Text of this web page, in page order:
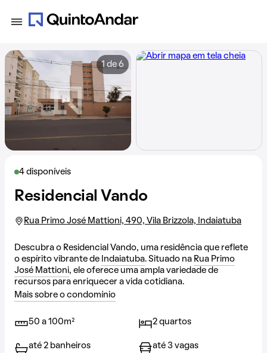
4 disponíveis
Residencial Vando
Rua Primo José Mattioni, 490, Vila Brizzola, Indaiatuba
Descubra o Residencial Vando, uma residência que reflete
o espírito vibrante de Indaiatuba. Situado na Rua Primo
José Mattioni, ele oferece uma ampla variedade de
recursos para enriquecer a vida cotidiana.
Mais sobre o condomínio
50 a 100m² 2 quartos
até 2 banheiros até 3 vagas
1 de 6